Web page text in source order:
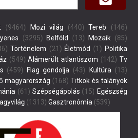
(9464) Mozi világ (440) Tereb (146)
(3295) Belföld (13) Mozaik (85)
Történelem (21) Életmód (1) Politika
(549) Alámerült atlantiszom (142) Tv
(459) Flag gondolja (43) Kultúra (13)
magyarország (168) Titkok és talányok
(61) Szépségápolás (15) Egészség
(1313) Gasztronómia (539)